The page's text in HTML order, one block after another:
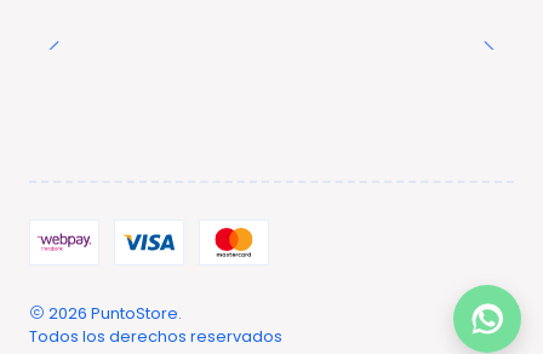
2026 PuntoStore.
Todos los derechos reservados